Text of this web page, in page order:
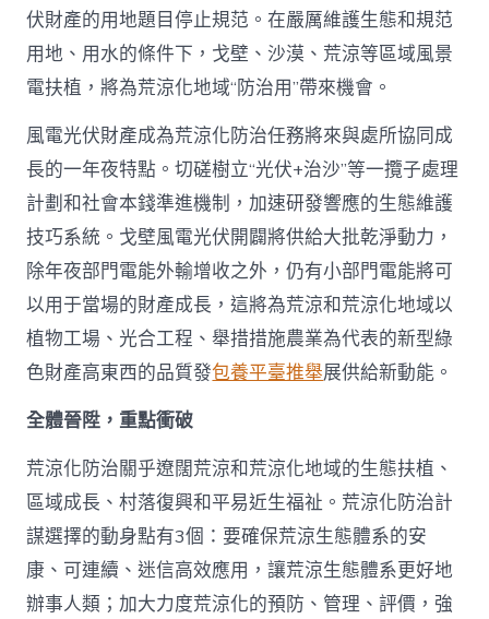
伏財產的用地題目停止規范。在嚴厲維護生態和規范
用地、用水的條件下，戈壁、沙漠、荒涼等區域風景
電扶植，將為荒涼化地域“防治用”帶來機會。
風電光伏財產成為荒涼化防治任務將來與處所協同成
長的一年夜特點。切磋樹立“光伏+治沙”等一攬子處理
計劃和社會本錢準進機制，加速研發響應的生態維護
技巧系統。戈壁風電光伏開闢將供給大批乾淨動力，
除年夜部門電能外輸增收之外，仍有小部門電能將可
以用于當場的財產成長，這將為荒涼和荒涼化地域以
植物工場、光合工程、舉措措施農業為代表的新型綠
色財產高東西的品質發包養平臺推舉展供給新動能。
全體晉陞，重點衝破
荒涼化防治關乎遼闊荒涼和荒涼化地域的生態扶植、
區域成長、村落復興和平易近生福祉。荒涼化防治計
謀選擇的動身點有3個：要確保荒涼生態體系的安
康、可連續、迷信高效應用，讓荒涼生態體系更好地
辦事人類；加大力度荒涼化的預防、管理、評價，強